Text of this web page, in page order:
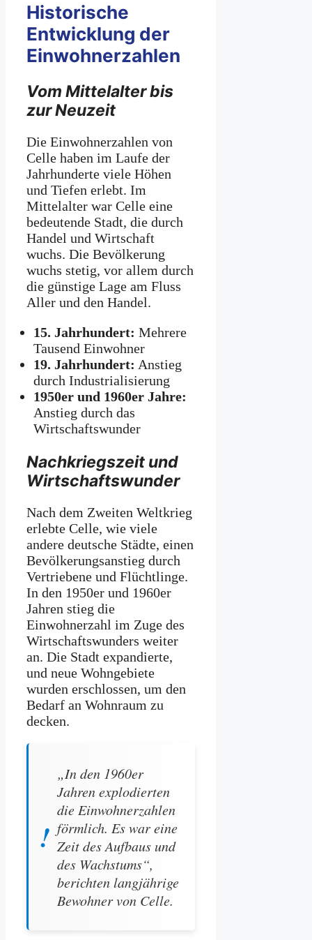
Historische
Entwicklung der
Einwohnerzahlen
Vom Mittelalter bis
zur Neuzeit
Die Einwohnerzahlen von
Celle haben im Laufe der
Jahrhunderte viele Höhen
und Tiefen erlebt. Im
Mittelalter war Celle eine
bedeutende Stadt, die durch
Handel und Wirtschaft
wuchs. Die Bevölkerung
wuchs stetig, vor allem durch
die günstige Lage am Fluss
Aller und den Handel.
15. Jahrhundert: Mehrere
Tausend Einwohner
19. Jahrhundert: Anstieg
durch Industrialisierung
1950er und 1960er Jahre:
Anstieg durch das
Wirtschaftswunder
Nachkriegszeit und
Wirtschaftswunder
Nach dem Zweiten Weltkrieg
erlebte Celle, wie viele
andere deutsche Städte, einen
Bevölkerungsanstieg durch
Vertriebene und Flüchtlinge.
In den 1950er und 1960er
Jahren stieg die
Einwohnerzahl im Zuge des
Wirtschaftswunders weiter
an. Die Stadt expandierte,
und neue Wohngebiete
wurden erschlossen, um den
Bedarf an Wohnraum zu
decken.
„In den 1960er
Jahren explodierten
die Einwohnerzahlen
förmlich. Es war eine
Zeit des Aufbaus und
des Wachstums“,
berichten langjährige
Bewohner von Celle.